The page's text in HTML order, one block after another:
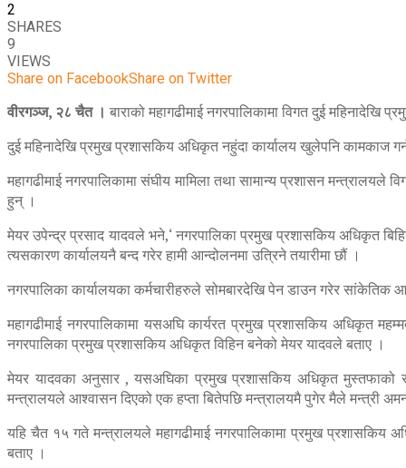
2
SHARES
9
VIEWS
Share on FacebookShare on Twitter
वीरगञ्ज, २८ चैत । बाराको महागढीमाई नगरपालिकामा विगत दुई
दुई महिनादेखि प्रमुख प्रशासकिय अधिकृत नहुंदा कार्यालय खुलेपनि कामकाज
महागढीमाई नगरपालिकामा संघीय मामिला तथा सामान्य प्रशासन
हुन् ।
मेयर उपेन्द्र प्रसाद यादवले भने,‘ नगरपालिका प्रमुख प्रशासकिय अधिकृत
त्यसकारण कार्यालयनै बन्द गरेर हामी आन्दोलनमा उत्रिने तयारीमा छौं ।
नगरपालिका कार्यालयका कर्मचारीहरुले सोमबारदेखि पेन डाउन गरेर
महागढीमाई नगरपालिकामा यसअघि कार्यरत प्रमुख प्रशासकिय अधिकृत
नगरपालिका प्रमुख प्रशासकिय अधिकृत विहिन बनेको मेयर यादवले बताए ।
मेयर यादवका अनुसार , यसअघिका प्रमुख प्रशासकिय अधिकृत मुस्तफाको
मन्त्रालयले आश्वासन दिएको एक हप्ता बितेपछि मन्त्रालयमै पुगेर मैले
यहि चैत १५ गते मन्त्रालयले महागढीमाई नगरपालिकामा प्रमुख प्रशासकिय
बताए ।